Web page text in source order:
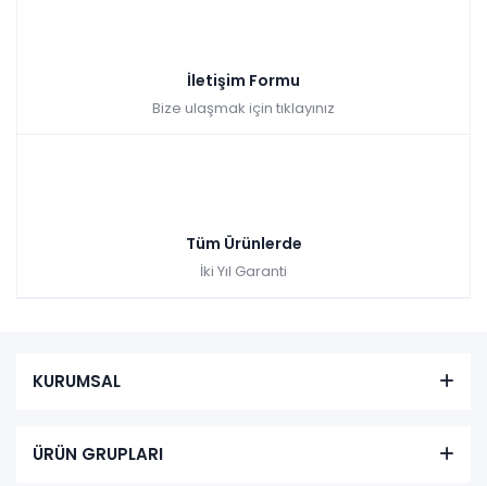
İletişim Formu
Bize ulaşmak için tıklayınız
Tüm Ürünlerde
İki Yıl Garanti
KURUMSAL
ÜRÜN GRUPLARI